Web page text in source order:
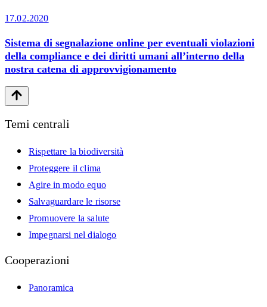
17.02.2020
Sistema di segnalazione online per eventuali violazioni
della compliance e dei diritti umani all’interno della
nostra catena di approvvigionamento
Temi centrali
Rispettare la biodiversità
Proteggere il clima
Agire in modo equo
Salvaguardare le risorse
Promuovere la salute
Impegnarsi nel dialogo
Cooperazioni
Panoramica